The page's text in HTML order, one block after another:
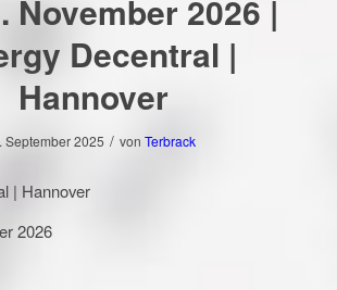
November 2026 |
Decentral |
Hannover
September 2025 / von Terbrack
| Hannover
2026